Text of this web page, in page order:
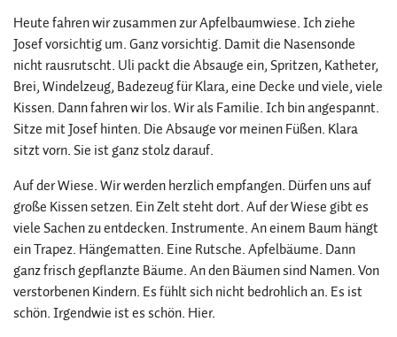
Heute fahren wir zusammen zur Apfelbaumwiese. Ich ziehe
Josef vorsichtig um. Ganz vorsichtig. Damit die Nasensonde
nicht rausrutscht. Uli packt die Absauge ein, Spritzen, Katheter,
Brei, Windelzeug, Badezeug für Klara, eine Decke und viele, viele
Kissen. Dann fahren wir los. Wir als Familie. Ich bin angespannt.
Sitze mit Josef hinten. Die Absauge vor meinen Füßen. Klara
sitzt vorn. Sie ist ganz stolz darauf.
Auf der Wiese. Wir werden herzlich empfangen. Dürfen uns auf
große Kissen setzen. Ein Zelt steht dort. Auf der Wiese gibt es
viele Sachen zu entdecken. Instrumente. An einem Baum hängt
ein Trapez. Hängematten. Eine Rutsche. Apfelbäume. Dann
ganz frisch gepflanzte Bäume. An den Bäumen sind Namen. Von
verstorbenen Kindern. Es fühlt sich nicht bedrohlich an. Es ist
schön. Irgendwie ist es schön. Hier.